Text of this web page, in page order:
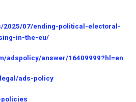
2025/07/ending-political-electoral-
in-the-eu/
adspolicy/answer/16409999?hl=en
ads-policy
policies